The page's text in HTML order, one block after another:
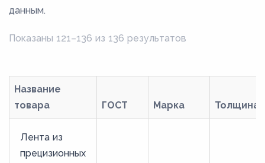
29
32
34
данным.
Показаны 121–136 из 136 результатов
Название
товара
ГОСТ Марка Толщина
Лента из
прецизионных